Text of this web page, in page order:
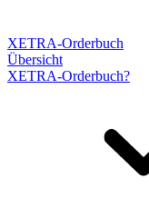
XETRA-Orderbuch
Übersicht
XETRA-Orderbuch?